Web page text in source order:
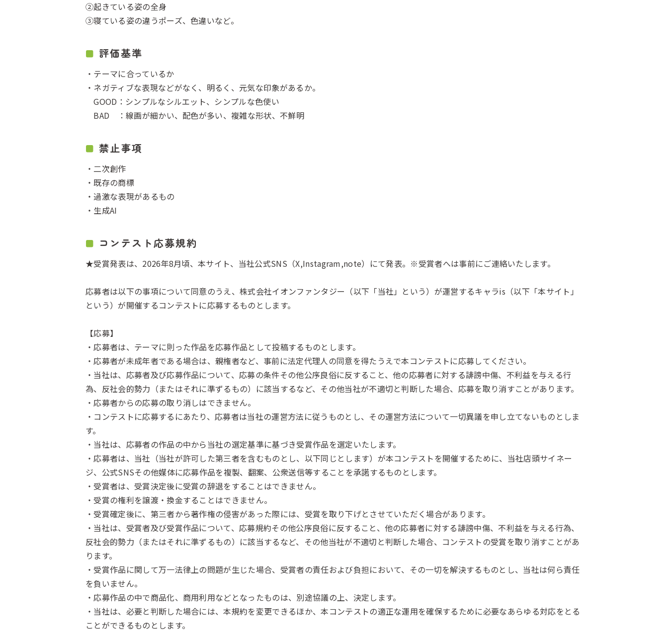
②起きている姿の全身
③寝ている姿の違うポーズ、色違いなど。
評価基準
・テーマに合っているか
・ネガティブな表現などがなく、明るく、元気な印象があるか。
GOOD：シンプルなシルエット、シンプルな色使い
BAD ：線画が細かい、配色が多い、複雑な形状、不鮮明
禁止事項
・二次創作
・既存の商標
・過激な表現があるもの
・生成AI
コンテスト応募規約
★受賞発表は、2026年8月頃、本サイト、当社公式SNS（X,Instagram,note）にて発表。※受賞者へは事前にご連絡いたします。
応募者は以下の事項について同意のうえ、株式会社イオンファンタジー（以下「当社」という）が運営するキャラis（以下「本サイト」
という）が開催するコンテストに応募するものとします。
【応募】
・応募者は、テーマに則った作品を応募作品として投稿するものとします。
・応募者が未成年者である場合は、親権者など、事前に法定代理人の同意を得たうえで本コンテストに応募してください。
・当社は、応募者及び応募作品について、応募の条件その他公序良俗に反すること、他の応募者に対する誹謗中傷、不利益を与える行
為、反社会的勢力（またはそれに準ずるもの）に該当するなど、その他当社が不適切と判断した場合、応募を取り消すことがあります。
・応募者からの応募の取り消しはできません。
・コンテストに応募するにあたり、応募者は当社の運営方法に従うものとし、その運営方法について一切異議を申し立てないものとしま
す。
・当社は、応募者の作品の中から当社の選定基準に基づき受賞作品を選定いたします。
・応募者は、当社（当社が許可した第三者を含むものとし、以下同じとします）が本コンテストを開催するために、当社店頭サイネー
ジ、公式SNSその他媒体に応募作品を複製、翻案、公衆送信等することを承諾するものとします。
・受賞者は、受賞決定後に受賞の辞退をすることはできません。
・受賞の権利を譲渡・換金することはできません。
・受賞確定後に、第三者から著作権の侵害があった際には、受賞を取り下げとさせていただく場合があります。
・当社は、受賞者及び受賞作品について、応募規約その他公序良俗に反すること、他の応募者に対する誹謗中傷、不利益を与える行為、
反社会的勢力（またはそれに準ずるもの）に該当するなど、その他当社が不適切と判断した場合、コンテストの受賞を取り消すことがあ
ります。
・受賞作品に関して万一法律上の問題が生じた場合、受賞者の責任および負担において、その一切を解決するものとし、当社は何ら責任
を負いません。
・応募作品の中で商品化、商用利用などとなったものは、別途協議の上、決定します。
・当社は、必要と判断した場合には、本規約を変更できるほか、本コンテストの適正な運用を確保するために必要なあらゆる対応をとる
ことができるものとします。